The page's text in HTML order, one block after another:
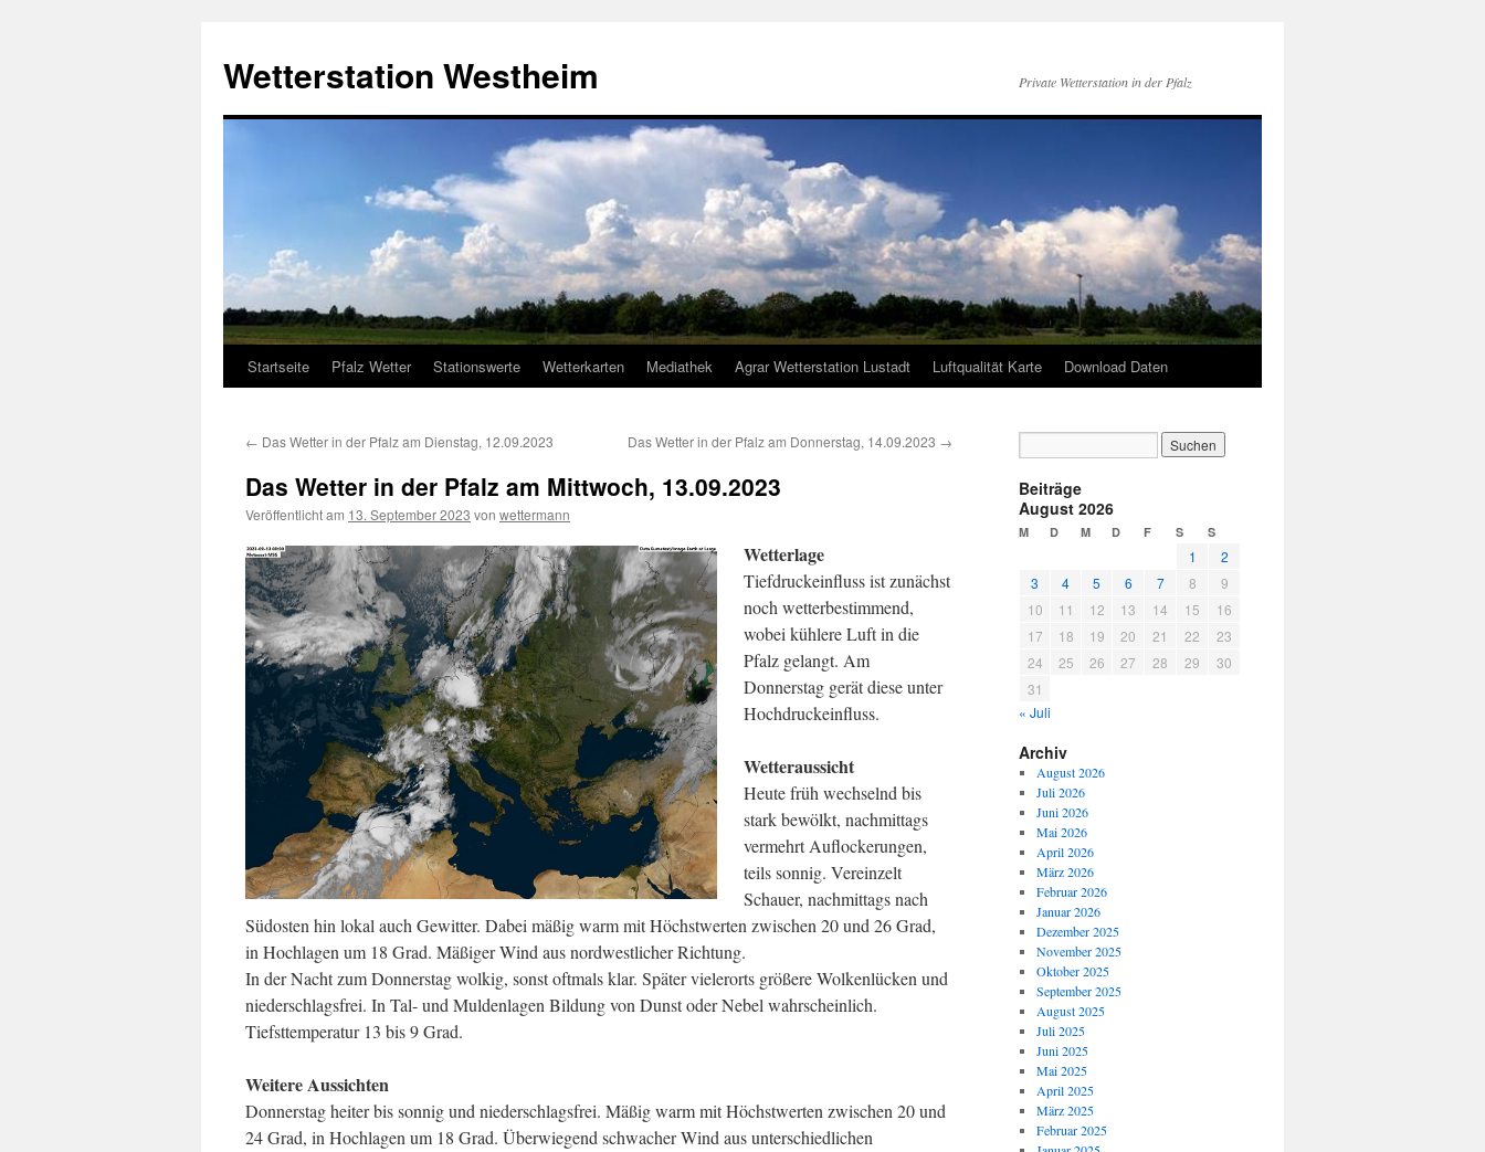
springen
Wetterstation Westheim Private Wetterstation in der Pfalz
Startseite Pfalz Wetter Stationswerte Wetterkarten Mediathek Agrar Wetterstation Lustadt Luftqualität Karte Download Daten
← Das Wetter in der Pfalz am Dienstag, 12.09.2023 Das Wetter in der Pfalz am Donnerstag, 14.09.2023 →
Das Wetter in der Pfalz am Mittwoch, 13.09.2023
Veröffentlicht am 13. September 2023 von wettermann
Wetterlage
Tiefdruckeinfluss ist zunächst
noch wetterbestimmend,
wobei kühlere Luft in die
Pfalz gelangt. Am
Donnerstag gerät diese unter
Hochdruckeinfluss.
Wetteraussicht
Heute früh wechselnd bis
stark bewölkt, nachmittags
vermehrt Auflockerungen,
teils sonnig. Vereinzelt
Schauer, nachmittags nach
Südosten hin lokal auch Gewitter. Dabei mäßig warm mit Höchstwerten zwischen 20 und 26 Grad,
in Hochlagen um 18 Grad. Mäßiger Wind aus nordwestlicher Richtung.
In der Nacht zum Donnerstag wolkig, sonst oftmals klar. Später vielerorts größere Wolkenlücken und
niederschlagsfrei. In Tal- und Muldenlagen Bildung von Dunst oder Nebel wahrscheinlich.
Tiefsttemperatur 13 bis 9 Grad.
Weitere Aussichten
Donnerstag heiter bis sonnig und niederschlagsfrei. Mäßig warm mit Höchstwerten zwischen 20 und
24 Grad, in Hochlagen um 18 Grad. Überwiegend schwacher Wind aus unterschiedlichen
Beiträge
August 2026
M D M D F S S
1
2
3
4 5 6 7 8
9
10
11 12 13 14 15
16
17
18 19 20 21 22
23
24
25 26 27 28 29
30
31
« Juli
Archiv
August 2026
Juli 2026
Juni 2026
Mai 2026
April 2026
März 2026
Februar 2026
Januar 2026
Dezember 2025
November 2025
Oktober 2025
September 2025
August 2025
Juli 2025
Juni 2025
Mai 2025
April 2025
März 2025
Februar 2025